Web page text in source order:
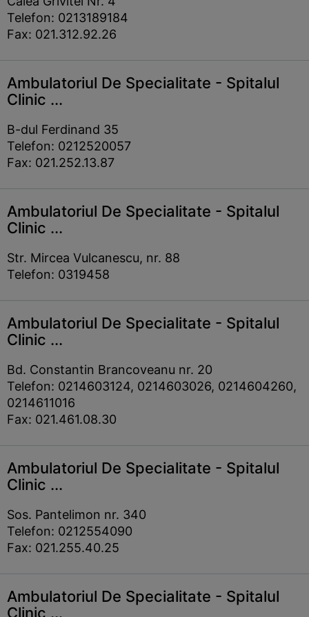
Telefon: 0213189184
Fax: 021.312.92.26
Ambulatoriul De Specialitate - Spitalul
Clinic ...
B-dul Ferdinand 35
Telefon: 0212520057
Fax: 021.252.13.87
Ambulatoriul De Specialitate - Spitalul
Clinic ...
Str. Mircea Vulcanescu, nr. 88
Telefon: 0319458
Ambulatoriul De Specialitate - Spitalul
Clinic ...
Bd. Constantin Brancoveanu nr. 20
Telefon: 0214603124, 0214603026, 0214604260,
0214611016
Fax: 021.461.08.30
Ambulatoriul De Specialitate - Spitalul
Clinic ...
Sos. Pantelimon nr. 340
Telefon: 0212554090
Fax: 021.255.40.25
Ambulatoriul De Specialitate - Spitalul
Clinic ...